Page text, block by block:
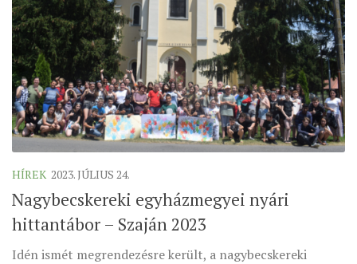
HÍREK 2023. JÚLIUS 24.
Nagybecskereki egyházmegyei nyári
hittantábor – Szaján 2023
Idén ismét megrendezésre került, a nagybecskereki